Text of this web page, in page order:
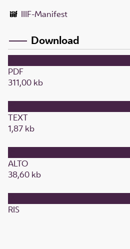
IIIF-Manifest
Download
PDF
311,00 kb
TEXT
1,87 kb
ALTO
38,60 kb
RIS